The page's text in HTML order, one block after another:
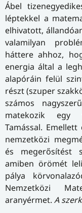
Ábel
léptekkel a
elhivatott,
valamilyan
háttere ahhoz,
energia által a
alapóráin felül
részt (szuper
számos
matekozik egy
Tamással.
nemzetközi
és megerősítést
amiben örömét
pálya
Nemzetközi
aranyérmet. A szerk